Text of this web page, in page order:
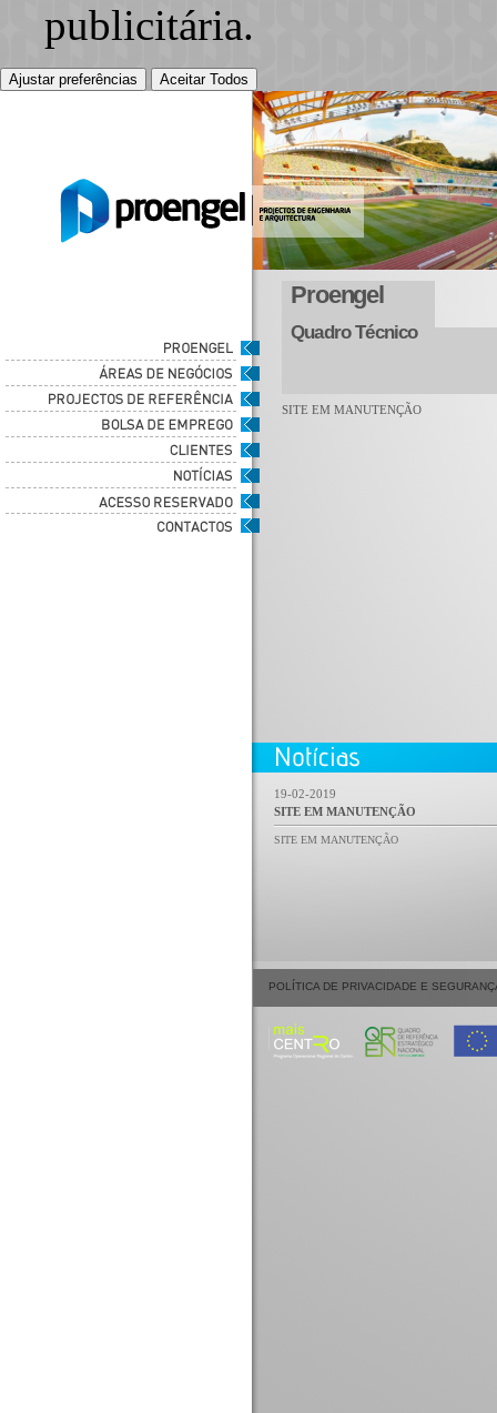
publicitária.
Ajustar preferências Aceitar Todos
Proengel
Quadro Técnico
SITE EM MANUTENÇÃO
19-02-2019
SITE EM MANUTENÇÃO
SITE EM MANUTENÇÃO
POLÍTICA DE PRIVACIDADE E